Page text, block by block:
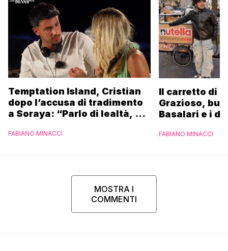
Temptation Island, Cristian
dopo l’accusa di tradimento
a Soraya: “Parlo di lealtà, ma
FABIANO MINACCI
Il carretto di
Grazioso,
Basalari e i
Ferrero”
FABIANO MINACCI
MOSTRA I
COMMENTI